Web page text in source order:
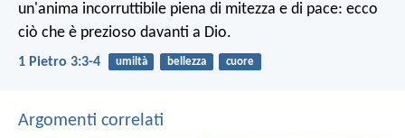
un'anima incorruttibile piena di mitezza e di pace: ecco
ciò che è prezioso davanti a Dio.
1 Pietro 3:3-4 umiltà bellezza cuore
Argomenti correlati